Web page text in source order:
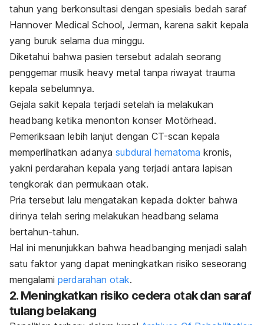
tahun yang berkonsultasi dengan spesialis bedah saraf
Hannover Medical School, Jerman, karena sakit kepala
yang buruk selama dua minggu.
Diketahui bahwa pasien tersebut adalah seorang
penggemar musik heavy metal tanpa riwayat trauma
kepala sebelumnya.
Gejala sakit kepala terjadi setelah ia melakukan
headbang ketika menonton konser Motörhead.
Pemeriksaan lebih lanjut dengan CT-scan kepala
memperlihatkan adanya subdural hematoma kronis,
yakni perdarahan kepala yang terjadi antara lapisan
tengkorak dan permukaan otak.
Pria tersebut lalu mengatakan kepada dokter bahwa
dirinya telah sering melakukan headbang selama
bertahun-tahun.
Hal ini menunjukkan bahwa headbanging menjadi salah
satu faktor yang dapat meningkatkan risiko seseorang
mengalami perdarahan otak.
2. Meningkatkan risiko cedera otak dan saraf
tulang belakang